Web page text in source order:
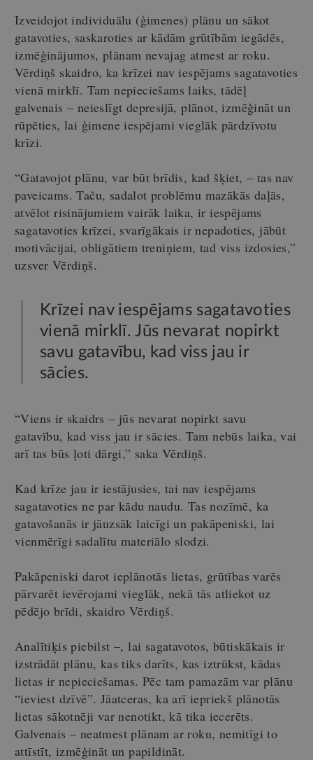
Izveidojot individuālu (ģimenes) plānu un sākot
gatavoties, saskaroties ar kādām grūtībām iegādēs,
izmēģinājumos, plānam nevajag atmest ar roku.
Vērdiņš skaidro, ka krīzei nav iespējams sagatavoties
vienā mirklī. Tam nepieciešams laiks, tādēļ
galvenais – neieslīgt depresijā, plānot, izmēģināt un
rūpēties, lai ģimene iespējami vieglāk pārdzīvotu
krīzi.
“Gatavojot plānu, var būt brīdis, kad šķiet, – tas nav
paveicams. Taču, sadalot problēmu mazākās daļās,
atvēlot risinājumiem vairāk laika, ir iespējams
sagatavoties krīzei, svarīgākais ir nepadoties, jābūt
motivācijai, obligātiem treniņiem, tad viss izdosies,”
uzsver Vērdiņš.
Krīzei nav iespējams sagatavoties
vienā mirklī. Jūs nevarat nopirkt
savu gatavību, kad viss jau ir
sācies.
“Viens ir skaidrs – jūs nevarat nopirkt savu
gatavību, kad viss jau ir sācies. Tam nebūs laika, vai
arī tas būs ļoti dārgi,” saka Vērdiņš.
Kad krīze jau ir iestājusies, tai nav iespējams
sagatavoties ne par kādu naudu. Tas nozīmē, ka
gatavošanās ir jāuzsāk laicīgi un pakāpeniski, lai
vienmērīgi sadalītu materiālo slodzi.
Pakāpeniski darot ieplānotās lietas, grūtības varēs
pārvarēt ievērojami vieglāk, nekā tās atliekot uz
pēdējo brīdi, skaidro Vērdiņš.
Analītiķis piebilst –, lai sagatavotos, būtiskākais ir
izstrādāt plānu, kas tiks darīts, kas iztrūkst, kādas
lietas ir nepieciešamas. Pēc tam pamazām var plānu
“ieviest dzīvē”. Jāatceras, ka arī iepriekš plānotās
lietas sākotnēji var nenotikt, kā tika iecerēts.
Galvenais – neatmest plānam ar roku, nemitīgi to
attīstīt, izmēģināt un papildināt.